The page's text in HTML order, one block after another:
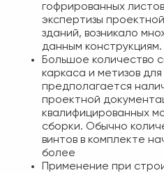
гофрированных
экспертизы
зданий, возникало
данным конструкциям.
Большое количество
каркаса и метизов
предполагается
проектной
квалифицированных
сборки. Обычно
винтов в комплекте
более
Применение при